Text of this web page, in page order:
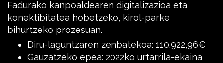
Fadurako kanpoaldearen digitalizazioa eta
konektibitatea hobetzeko, kirol-parke
bihurtzeko prozesuan.
Diru-laguntzaren zenbatekoa: 110.922,96€
Gauzatzeko epea: 2022ko urtarrila-ekaina